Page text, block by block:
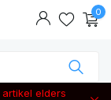
0
elders